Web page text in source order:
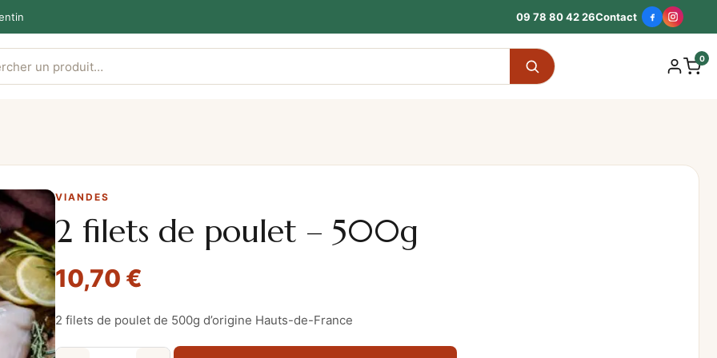
09 78 80 42 26Contact
0
VIANDES
2 filets de poulet – 500g
10,70 €
2 filets de poulet de 500g d’origine Hauts-de-France